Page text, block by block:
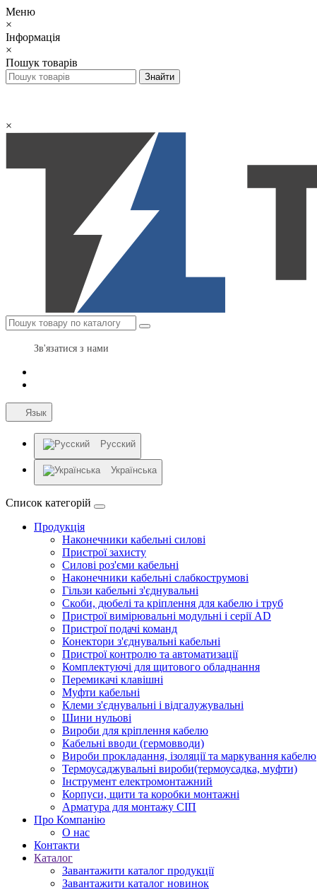
Меню
×
Інформація
×
Пошук товарів
×
Зв'язатися з нами
Язык
Русский
Українська
Список категорій
Продукція
Наконечники кабельні силові
Пристрої захисту
Силові роз'єми кабельні
Наконечники кабельні слабкострумові
Гільзи кабельні з'єднувальні
Скоби, дюбелі та кріплення для кабелю і труб
Пристрої вимірювальні модульні і серії AD
Пристрої подачі команд
Конектори з'єднувальні кабельні
Пристрої контролю та автоматизації
Комплектуючі для щитового обладнання
Перемикачі клавішні
Муфти кабельні
Клеми з'єднувальні і відгалужувальні
Шини нульові
Вироби для кріплення кабелю
Кабельні вводи (гермовводи)
Вироби прокладання, iзоляції та маркування кабелю
Термоусаджувальні вироби(термоусадка, муфти)
Інструмент електромонтажний
Корпуси, щити та коробки монтажні
Арматура для монтажу СІП
Про Компанію
О нас
Контакти
Каталог
Завантажити каталог продукції
Завантажити каталог новинок